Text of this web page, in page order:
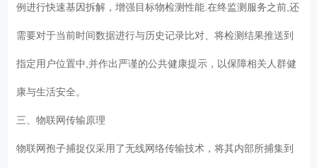
例进行快速基因拆解，增强目标物检测性能.在终监测服务之前,还
需要对于当前时间数据进行与历史记录比对、将检测结果推送到
指定用户位置中,并作出严谨的公共健康提示，以保障相关人群健
康与生活安全。
三、物联网传输原理
物联网孢子捕捉仪采用了无线网络传输技术，将其内部所捕集到